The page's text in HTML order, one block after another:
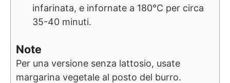
infarinata, e infornate a 180°C per circa
35-40 minuti.
Note
Per una versione senza lattosio, usate
margarina vegetale al posto del burro.